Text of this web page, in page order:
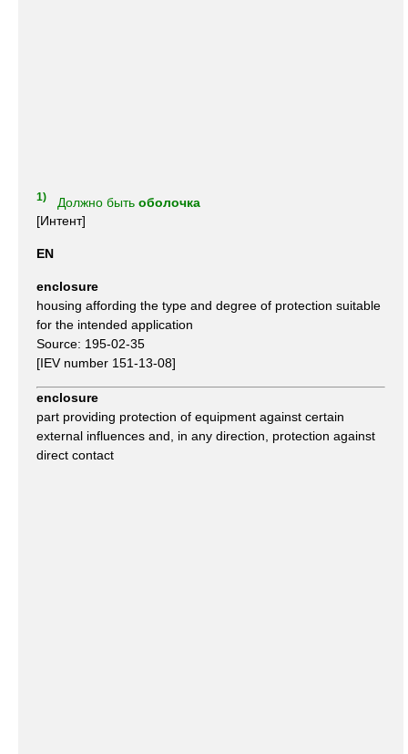
1) Должно быть оболочка
[Интент]
EN
enclosure
housing affording the type and degree of protection suitable
for the intended application
Source: 195-02-35
[IEV number 151-13-08]
enclosure
part providing protection of equipment against certain
external influences and, in any direction, protection against
direct contact